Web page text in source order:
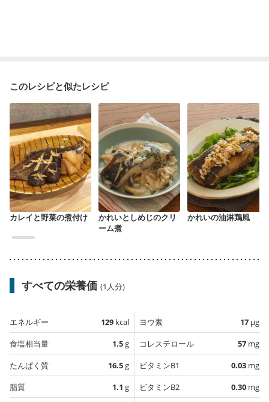
このレシピと似たレシピ
カレイと野菜の煮付け
かれいとしめじのクリ
ーム煮
かれいの油淋鶏風
すべての栄養価 (1人分)
エネルギー 129 kcal
食塩相当量
1.5g
たんぱく質
16.5g
脂質
1.1 g
ヨウ素 17 µg
コレステロール
57 mg
ビタミンB1
0.03 mg
ビタミンB2
0.30 mg